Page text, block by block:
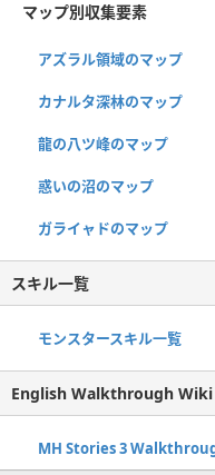
マップ別収集要素
アズラル領域のマップ
カナルタ深林のマップ
龍の八ツ峰のマップ
惑いの沼のマップ
ガライャドのマップ
スキル一覧
モンスタースキル一覧
English Walkthrough Wiki
MH Stories 3